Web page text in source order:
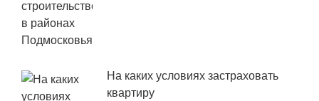
На каких условиях застраховать
квартиру